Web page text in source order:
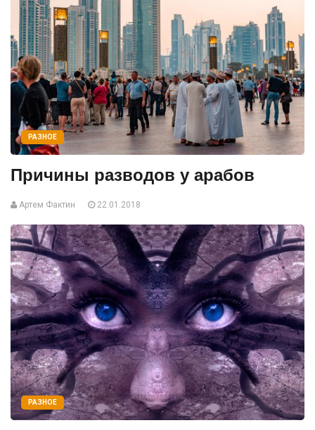
РАЗНОЕ
Причины разводов у арабов
Артем Фактин 22.01.2018
РАЗНОЕ